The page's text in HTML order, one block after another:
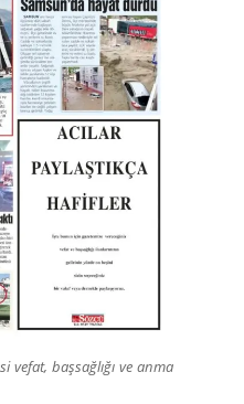
vefat, başsağlığı ve anma